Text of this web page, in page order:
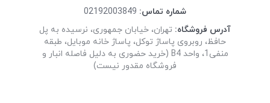
شماره تماس: 02192003849
آدرس فروشگاه: تهران، خیابان جمهوری، نرسیده به پل
حافظ، روبروی پاساژ توکل، پاساژ خانه موبایل، طبقه
منفی1، واحد B4 (خرید حضوری به دلیل فاصله انبار و
فروشگاه مقدور نیست)